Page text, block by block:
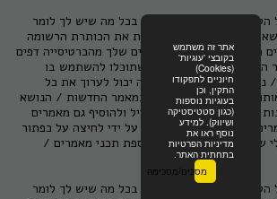
מסכים/מסכימה
אתר זה משתמש
בקובצי 'עוגיות'
(Cookies)
חיוניים לתפקודו
התקין, וכן
בעוגיות נוספות
(כגון סטטיסטיקה
ושיווק). למידע
נוסף ראו את
מדיניות הפרטיות
בתחתית האתר.
הטקסט הזה ולהחליף אותו בכל מה שיש לך לומר
שלך. אתה יכול גם לשנות את הכותרת הרשומה
חדשים. ערוך את המאמרים שלך מהכרטיסייה דפים
העריכה. זהו מאמר כללי שתוכלו להשתמש בו
נושאים באתר שלכם. אתה יכול לערוך את כל
בכל מה שיש לך לומר במאמר החדשות / הנושא
את הכותרת הרשומה לעיל ולהוסיף גם מאמרים
שלך מהכרטיסייה דפים על ידי לחיצה על כפתור
שתוכלו להשתמש בו להוספת תכני מאמרים /
הטקסט הזה ולהחליף אותו בכל מה שיש לך לומר